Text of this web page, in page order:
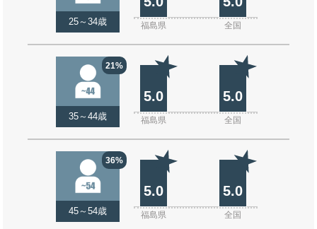
25～34歳 福島県 全国
21%
35～44歳
5.0 5.0
福島県 全国
36%
45～54歳
5.0 5.0
福島県 全国